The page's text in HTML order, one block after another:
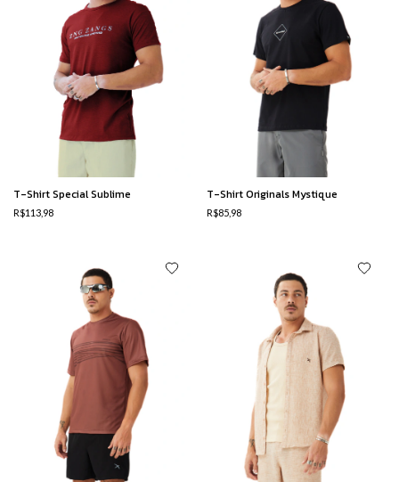
T-Shirt Special Sublime
R$113,98
T-Shirt Originals Mystique
R$85,98